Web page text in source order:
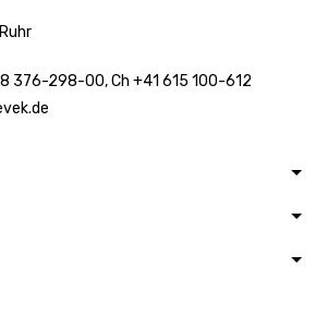
376-298-00, Ch +41 615 100-612